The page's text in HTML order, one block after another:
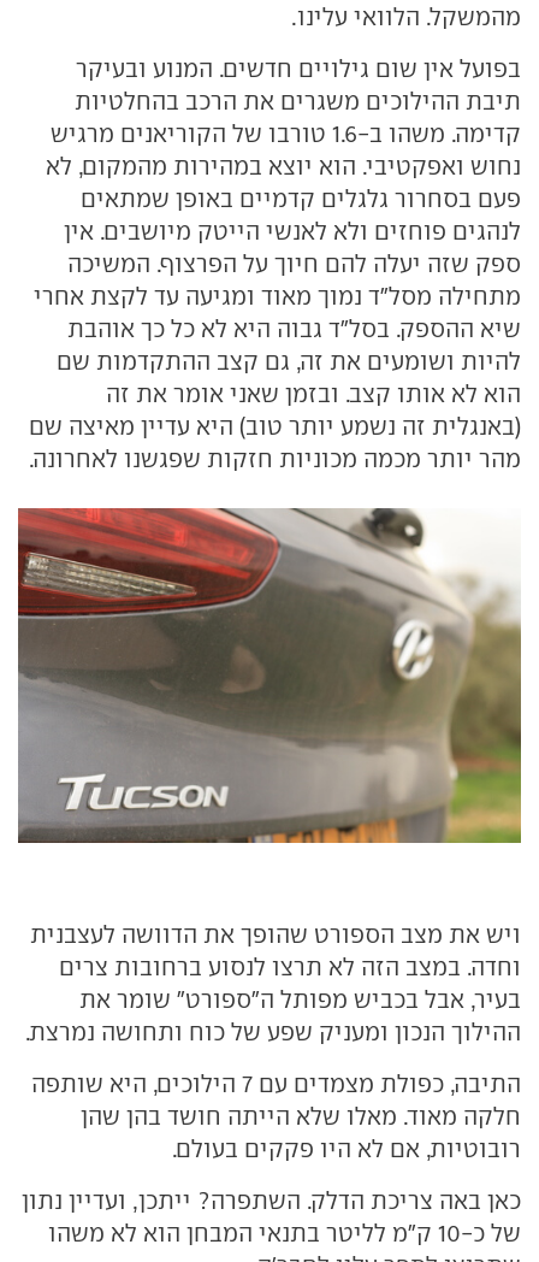
מהמשקל. הלוואי עלינו.
בפועל אין שום גילויים חדשים. המנוע ובעיקר
תיבת ההילוכים משגרים את הרכב בהחלטיות
קדימה. משהו ב-1.6 טורבו של הקוריאנים מרגיש
נחוש ואפקטיבי. הוא יוצא במהירות מהמקום, לא
פעם בסחרור גלגלים קדמיים באופן שמתאים
לנהגים פוחזים ולא לאנשי הייטק מיושבים. אין
ספק שזה יעלה להם חיוך על הפרצוף. המשיכה
מתחילה מסל"ד נמוך מאוד ומגיעה עד לקצת אחרי
שיא ההספק. בסל"ד גבוה היא לא כל כך אוהבת
להיות ושומעים את זה, גם קצב ההתקדמות שם
הוא לא אותו קצב. ובזמן שאני אומר את זה
(באנגלית זה נשמע יותר טוב) היא עדיין מאיצה שם
מהר יותר מכמה מכוניות חזקות שפגשנו לאחרונה.
ויש את מצב הספורט שהופך את הדוושה לעצבנית
וחדה. במצב הזה לא תרצו לנסוע ברחובות צרים
בעיר, אבל בכביש מפותל ה"ספורט" שומר את
ההילוך הנכון ומעניק שפע של כוח ותחושה נמרצת.
התיבה, כפולת מצמדים עם 7 הילוכים, היא שותפה
חלקה מאוד. מאלו שלא הייתה חושד בהן שהן
רובוטיות, אם לא היו פקקים בעולם.
כאן באה צריכת הדלק. השתפרה? ייתכן, ועדיין נתון
של כ-10 ק"מ לליטר בתנאי המבחן הוא לא משהו